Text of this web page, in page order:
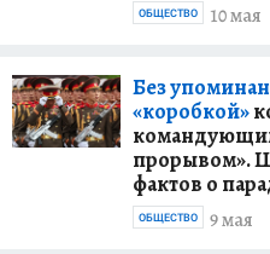
10 мая
ОБЩЕСТВО
Без
«коробкой»
прорывом».
фактов о
9 мая
ОБЩЕСТВО